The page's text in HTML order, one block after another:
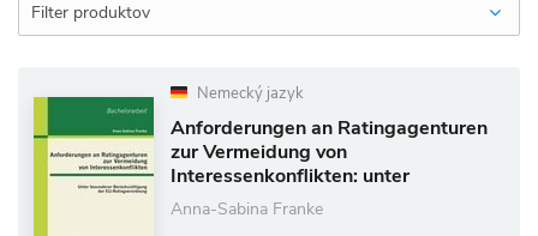
Filter produktov
Nemecký jazyk
Anforderungen an Ratingagenturen
zur Vermeidung von
Interessenkonflikten: unter
besonderer Berücksichtigung der
Anna-Sabina Franke